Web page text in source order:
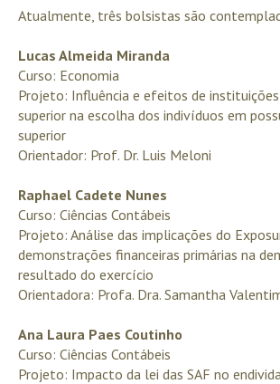
Atualmente, três bolsistas são
Lucas Almeida Miranda
Curso: Economia
Projeto: Influência e efeitos de instituições
superior na escolha dos indivíduos em
superior
Orientador: Prof. Dr. Luis Meloni
Raphael Cadete Nunes
Curso: Ciências Contábeis
Projeto: Análise das implicações do
demonstrações financeiras primárias na
resultado do exercício
Orientadora: Profa. Dra. Samantha
Ana Laura Paes Coutinho
Curso: Ciências Contábeis
Projeto: Impacto da lei das SAF no